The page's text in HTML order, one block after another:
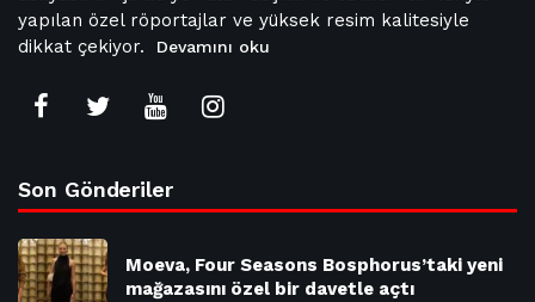
yapılan özel röportajlar ve yüksek resim kalitesiyle
dikkat çekiyor.
Devamını oku
Son Gönderiler
Moeva, Four Seasons Bosphorus’taki yeni
mağazasını özel bir davetle açtı